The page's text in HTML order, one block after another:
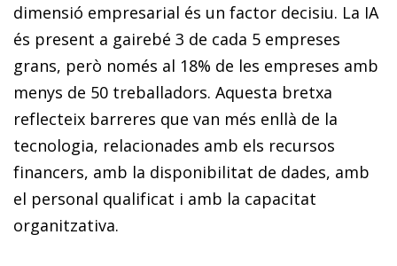
dimensió empresarial és un factor decisiu. La IA
és present a gairebé 3 de cada 5 empreses
grans, però només al 18% de les empreses amb
menys de 50 treballadors. Aquesta bretxa
reflecteix barreres que van més enllà de la
tecnologia, relacionades amb els recursos
financers, amb la disponibilitat de dades, amb
el personal qualificat i amb la capacitat
organitzativa.